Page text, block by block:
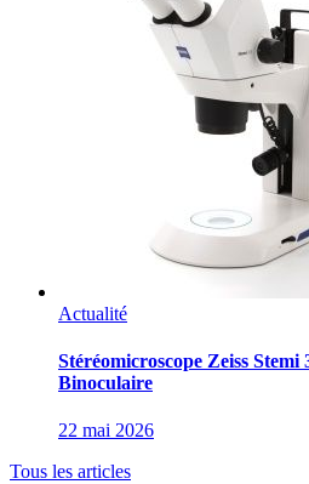
Actualité
Stéréomicroscope Zeiss
Binoculaire
22 mai 2026
Tous les articles